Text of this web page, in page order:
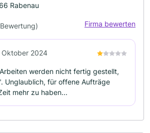
Rabenau
Firma bewerten
Oktober 2024
Arbeiten werden nicht fertig gestellt,
Unglaublich, für offene Aufträge
mehr zu haben...